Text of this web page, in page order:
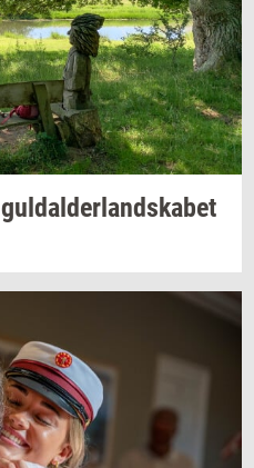
gul­dal­der­land­ska­bet